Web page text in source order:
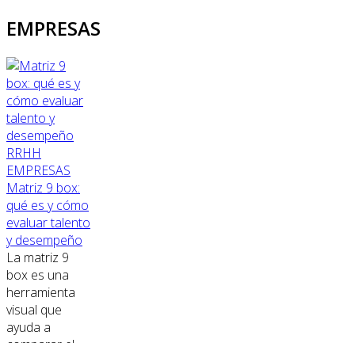
EMPRESAS
RRHH
EMPRESAS
Matriz 9 box:
qué es y cómo
evaluar talento
y desempeño
La matriz 9
box es una
herramienta
visual que
ayuda a